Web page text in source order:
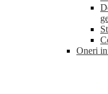
Oneri